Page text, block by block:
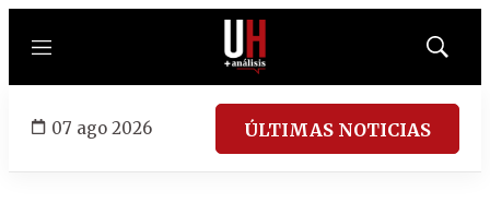
Menú
Mostrar
07 ago 2026 ÚLTIMAS NOTICIAS